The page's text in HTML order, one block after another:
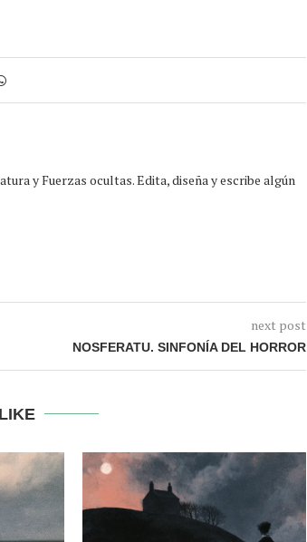
y Fuerzas ocultas. Edita, diseña y escribe algún
next post
NOSFERATU. SINFONÍA DEL HORROR